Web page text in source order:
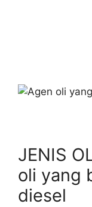
JENIS
oli yang
diesel